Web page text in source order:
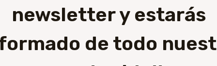
newsletter y estarás
de todo